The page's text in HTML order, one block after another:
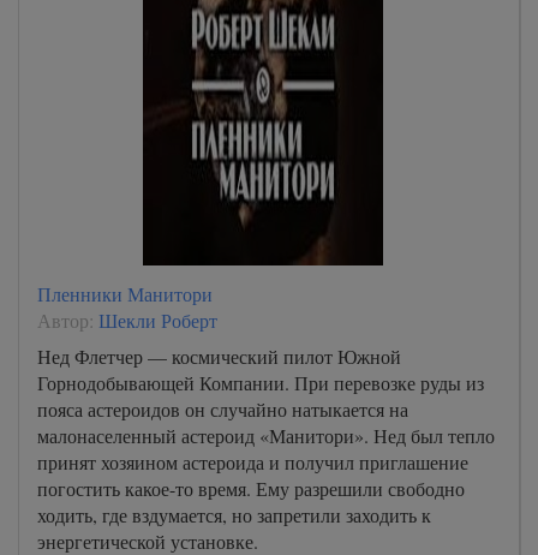
Пленники Манитори
Автор: Шекли Роберт
Нед Флетчер — космический пилот Южной
Горнодобывающей Компании. При перевозке руды из
пояса астероидов он случайно натыкается на
малонаселенный астероид «Манитори». Нед был тепло
принят хозяином астероида и получил приглашение
погостить какое-то время. Ему разрешили свободно
ходить, где вздумается, но запретили заходить к
энергетической установке.